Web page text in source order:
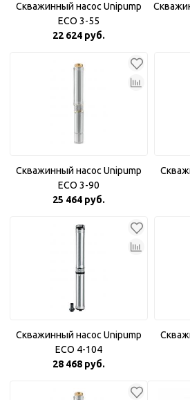
Скважинный насос Unipump
ECO 3-55
22 624 руб.
Скважинный насос Unipump
ECO 3-90
25 464 руб.
Скважинный насос Unipump
ECO 4-104
28 468 руб.